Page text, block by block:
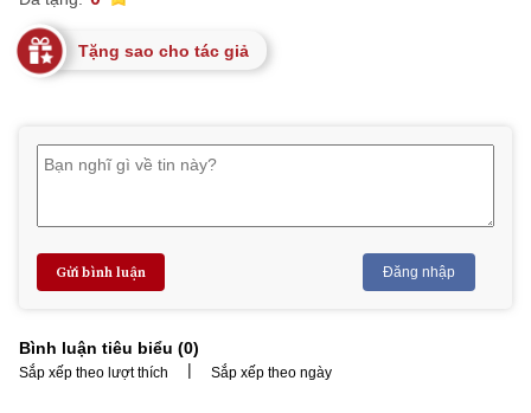
Tặng sao cho tác giả
Gửi bình luận Đăng nhập
Bình luận tiêu biểu (0)
Sắp xếp theo lượt thích | Sắp xếp theo ngày